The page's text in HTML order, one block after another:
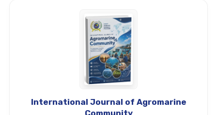
International Journal of Agromarine
Community